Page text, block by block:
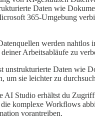
Daten wie
365-Umgebung
werden nahtlos
Arbeitsabläufe zu
unstrukturierte Daten wie
um sie leichter zu
AI Studio erhältst du
komplexe Workflows
vorantreiben.